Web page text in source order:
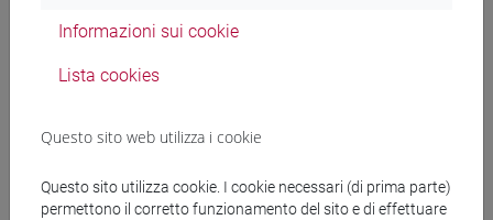
Corsi di studio e percorsi
[CM5] SCIENZE AMBIENTALI - Laurea
magistrale (DM270)
Informazioni sui cookie
Lista cookies
Questo sito web utilizza i cookie
Questo sito utilizza cookie. I cookie necessari (di prima parte)
permettono il corretto funzionamento del sito e di effettuare